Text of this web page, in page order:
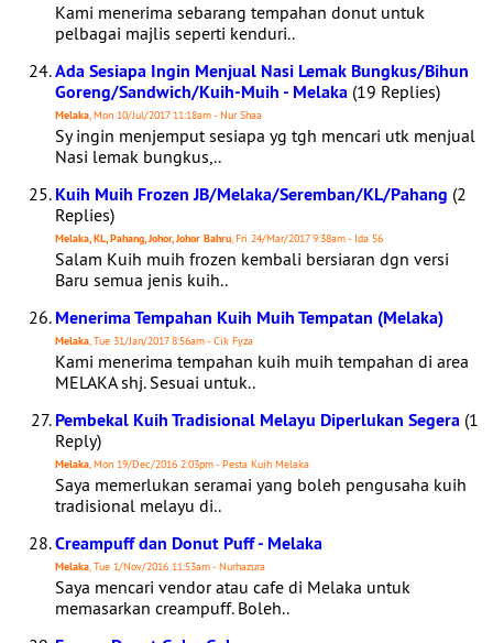
Kami menerima sebarang tempahan donut untuk
pelbagai majlis seperti kenduri..
Ada Sesiapa Ingin Menjual Nasi Lemak Bungkus/Bihun
Goreng/Sandwich/Kuih-Muih - Melaka (19 Replies)
Melaka, Mon 10/Jul/2017 11:18am - Nur Shaa
Sy ingin menjemput sesiapa yg tgh mencari utk menjual
Nasi lemak bungkus,..
Kuih Muih Frozen JB/Melaka/Seremban/KL/Pahang (2
Replies)
Melaka, KL, Pahang, Johor, Johor Bahru, Fri 24/Mar/2017 9:38am - Ida 56
Salam Kuih muih frozen kembali bersiaran dgn versi
Baru semua jenis kuih..
Menerima Tempahan Kuih Muih Tempatan (Melaka)
Melaka, Tue 31/Jan/2017 8:56am - Cik Fyza
Kami menerima tempahan kuih muih tempahan di area
MELAKA shj. Sesuai untuk..
Pembekal Kuih Tradisional Melayu Diperlukan Segera (1
Reply)
Melaka, Mon 19/Dec/2016 2:03pm - Pesta Kuih Melaka
Saya memerlukan seramai yang boleh pengusaha kuih
tradisional melayu di..
Creampuff dan Donut Puff - Melaka
Melaka, Tue 1/Nov/2016 11:53am - Nurhazura
Saya mencari vendor atau cafe di Melaka untuk
memasarkan creampuff. Boleh..